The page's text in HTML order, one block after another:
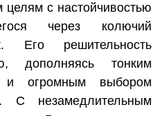
с настойчивостью
через колючий
Его решительность
дополняясь тонким
и огромным выбором
С незамедлительным